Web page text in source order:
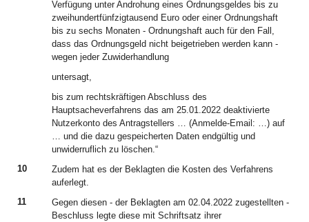
Verfügung unter Androhung eines Ordnungsgeldes bis zu
zweihundertfünfzigtausend Euro oder einer Ordnungshaft
bis zu sechs Monaten - Ordnungshaft auch für den Fall,
dass das Ordnungsgeld nicht beigetrieben werden kann -
wegen jeder Zuwiderhandlung
untersagt,
bis zum rechtskräftigen Abschluss des
Hauptsacheverfahrens das am 25.01.2022 deaktivierte
Nutzerkonto des Antragstellers … (Anmelde-Email: …) auf
… und die dazu gespeicherten Daten endgültig und
unwiderruflich zu löschen.“
10
Zudem hat es der Beklagten die Kosten des Verfahrens
auferlegt.
11
Gegen diesen - der Beklagten am 02.04.2022 zugestellten -
Beschluss legte diese mit Schriftsatz ihrer